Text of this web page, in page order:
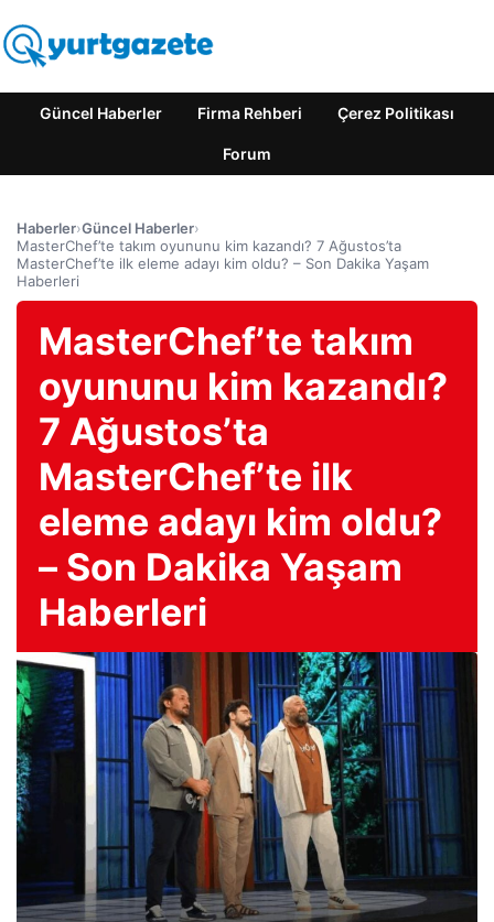
Güncel Haberler Firma Rehberi Çerez Politikası
Forum
Haberler›Güncel Haberler›
MasterChef’te takım oyununu kim kazandı? 7 Ağustos’ta
MasterChef’te ilk eleme adayı kim oldu? – Son Dakika Yaşam
Haberleri
MasterChef’te takım
oyununu kim kazandı?
7 Ağustos’ta
MasterChef’te ilk
eleme adayı kim oldu?
– Son Dakika Yaşam
Haberleri